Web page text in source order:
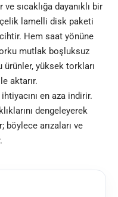
sıcaklığa dayanıklı bir
çelik lamelli disk paketi
Hem saat yönüne
mutlak boşluksuz
yüksek torkları
aktarır.
en aza indirir.
dengeleyerek
böylece arızaları ve